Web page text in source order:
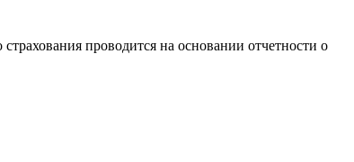
проводится на основании отчетности о